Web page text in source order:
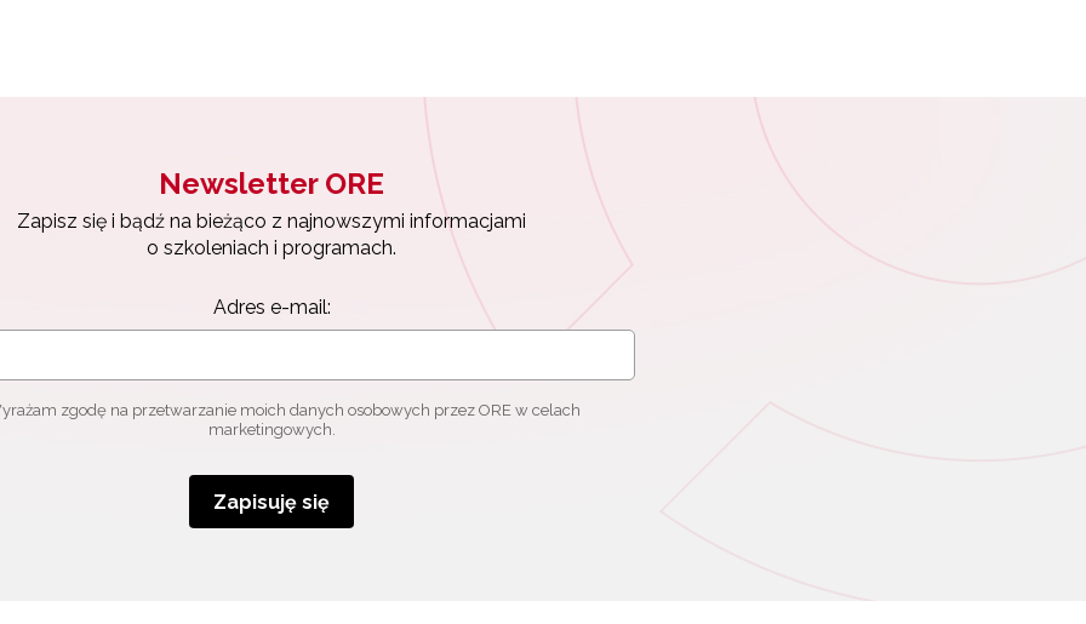
Newsletter ORE
Zapisz się i bądź na bieżąco z najnowszymi informacjami
o szkoleniach i programach.
Adres e-mail:
zgodę na przetwarzanie moich danych osobowych przez ORE w celach
marketingowych.
Zapisuję się